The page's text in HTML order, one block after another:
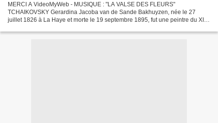
MERCI A VideoMyWeb - MUSIQUE : "LA VALSE DES FLEURS"
TCHAIKOVSKY Gerardina Jacoba van de Sande Bakhuyzen, née le 27
juillet 1826 à La Haye et morte le 19 septembre 1895, fut une peintre du XIX